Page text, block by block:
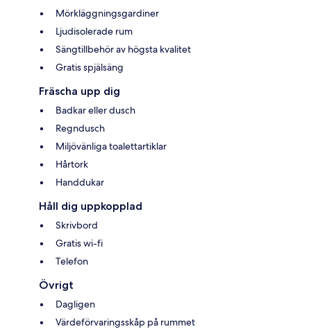
Mörkläggningsgardiner
Ljudisolerade rum
Sängtillbehör av högsta kvalitet
Gratis spjälsäng
Fräscha upp dig
Badkar eller dusch
Regndusch
Miljövänliga toalettartiklar
Hårtork
Handdukar
Håll dig uppkopplad
Skrivbord
Gratis wi-fi
Telefon
Övrigt
Dagligen
Värdeförvaringsskåp på rummet